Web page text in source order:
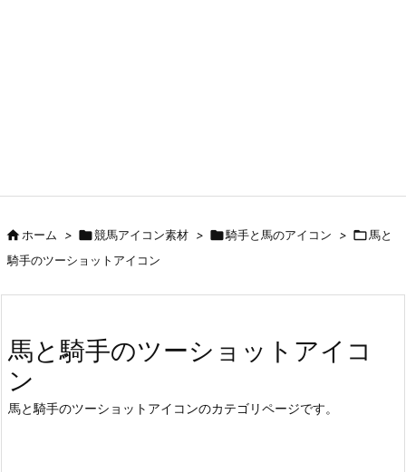
ホーム > 競馬アイコン素材 > 騎手と馬のアイコン > 馬と
騎手のツーショットアイコン
馬と騎手のツーショットアイコ
ン
馬と騎手のツーショットアイコンのカテゴリページです。